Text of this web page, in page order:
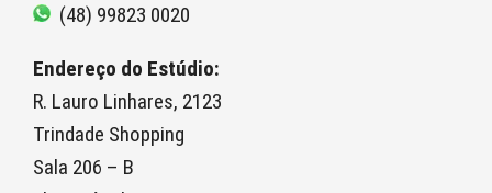
(48) 99823 0020
Endereço do Estúdio:
R. Lauro Linhares, 2123
Trindade Shopping
Sala 206 – B